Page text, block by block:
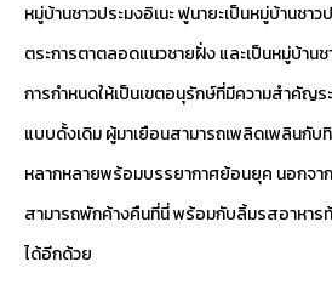
หมู่บ้านชาวประมงอิเนะ ฟูนายะเป็นหมู่บ้านชา
ตระการตาตลอดแนวชายฝั่ง และเป็นหมู่บ้าน
การกำหนดให้เป็นเขตอนุรักษ์ที่มีความสำคัญ
แบบดั้งเดิม ผู้มาเยือนสามารถเพลิดเพลินกับ
หลากหลายพร้อมบรรยากาศย้อนยุค นอกจา
สามารถพักค้างคืนที่นี่ พร้อมกับลิ้มรสอาหา
ได้อีกด้วย